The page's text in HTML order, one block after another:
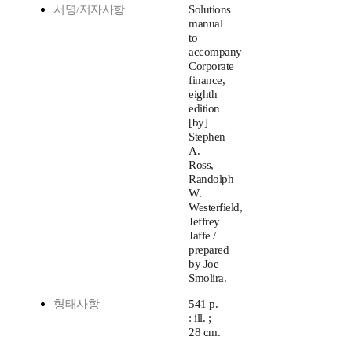
서명/저자사항
Solutions
manual
to
accompany
Corporate
finance,
eighth
edition
[by]
Stephen
A.
Ross,
Randolph
W.
Westerfield,
Jeffrey
Jaffe /
prepared
by Joe
Smolira.
형태사항
541 p.
: ill. ;
28 cm.